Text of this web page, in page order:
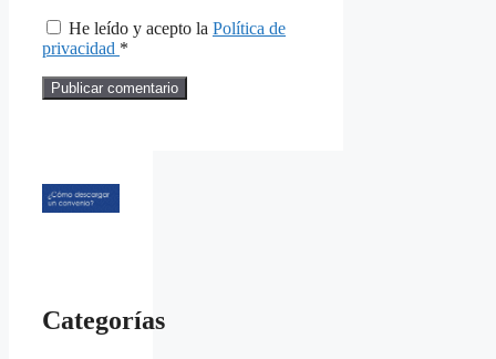
He leído y acepto la Política de
privacidad *
Categorías